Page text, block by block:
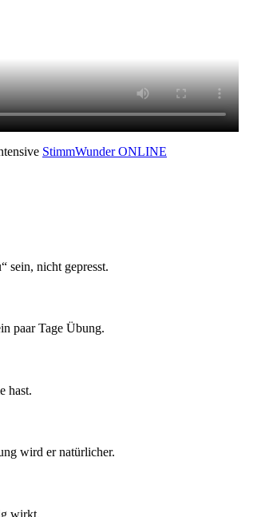
StimmWunder ONLINE
sein, nicht gepresst.
paar Tage Übung.
hast.
wird er natürlicher.
wirkt.